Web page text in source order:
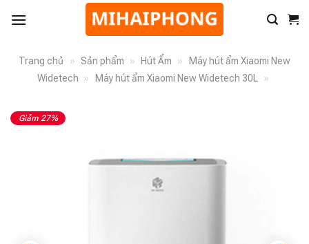
Trang chủ » Sản phẩm » Hút Ẩm »
Máy hút ẩm Xiaomi New
Widetech » Máy hút ẩm Xiaomi New Widetech 30L »
Giảm 27%